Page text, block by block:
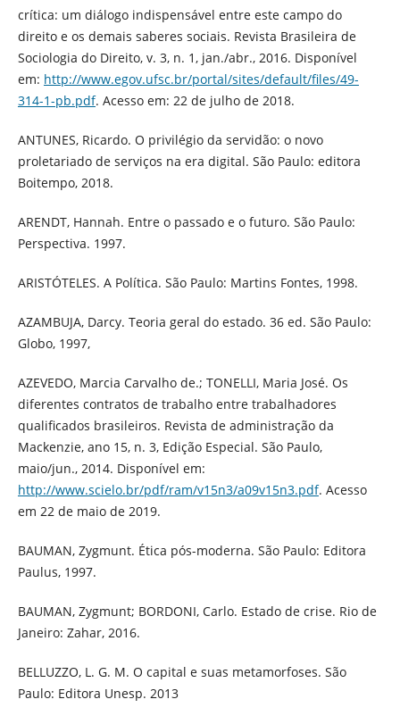
crítica: um diálogo indispensável entre este campo do
direito e os demais saberes sociais. Revista Brasileira de
Sociologia do Direito, v. 3, n. 1, jan./abr., 2016. Disponível
em: http://www.egov.ufsc.br/portal/sites/default/files/49-
314-1-pb.pdf. Acesso em: 22 de julho de 2018.
ANTUNES, Ricardo. O privilégio da servidão: o novo
proletariado de serviços na era digital. São Paulo: editora
Boitempo, 2018.
ARENDT, Hannah. Entre o passado e o futuro. São Paulo:
Perspectiva. 1997.
ARISTÓTELES. A Política. São Paulo: Martins Fontes, 1998.
AZAMBUJA, Darcy. Teoria geral do estado. 36 ed. São Paulo:
Globo, 1997,
AZEVEDO, Marcia Carvalho de.; TONELLI, Maria José. Os
diferentes contratos de trabalho entre trabalhadores
qualificados brasileiros. Revista de administração da
Mackenzie, ano 15, n. 3, Edição Especial. São Paulo,
maio/jun., 2014. Disponível em:
http://www.scielo.br/pdf/ram/v15n3/a09v15n3.pdf. Acesso
em 22 de maio de 2019.
BAUMAN, Zygmunt. Ética pós-moderna. São Paulo: Editora
Paulus, 1997.
BAUMAN, Zygmunt; BORDONI, Carlo. Estado de crise. Rio de
Janeiro: Zahar, 2016.
BELLUZZO, L. G. M. O capital e suas metamorfoses. São
Paulo: Editora Unesp. 2013